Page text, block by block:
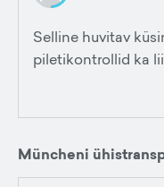
Selline huvitav
piletikontrollid ka
Müncheni